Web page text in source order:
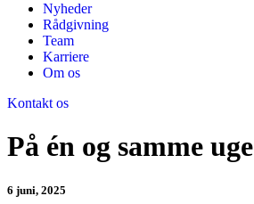
Nyheder
Rådgivning
Team
Karriere
Om os
Kontakt os
På én og samme uge
6 juni, 2025